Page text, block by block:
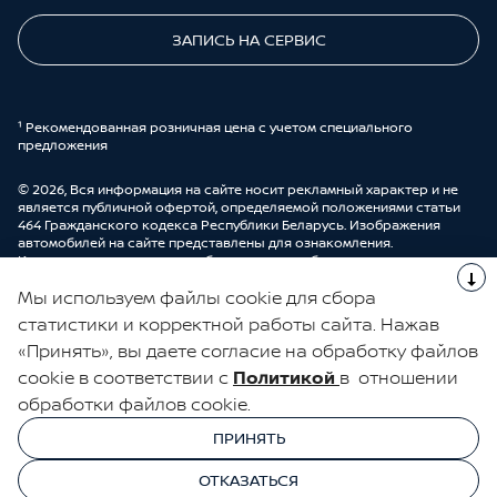
ЗАПИСЬ НА СЕРВИС
¹ Рекомендованная розничная цена с учетом специального
предложения
© 2026, Вся информация на сайте носит рекламный характер и не
является публичной офертой, определяемой положениями статьи
464 Гражданского кодекса Республики Беларусь. Изображения
автомобилей на сайте представлены для ознакомления.
Комплектации и цены могут быть изменены без предварительного
автоцентре ООО “ДрайвМоторс”.
ЭЛЕКТРОННАЯ КНИГА ОТЗЫВОВ
© 2026, УНП 191111259
ООО "ДрайвМоторс"
УНП 191111259 ООО "ДрайвМоторс"
Мы используем файлы cookie для сбора
статистики и корректной работы сайта. Нажав
«Принять», вы даете согласие на обработку файлов
cookie в соответствии с Политикой в отношении
обработки файлов cookie.
ПРИНЯТЬ
ОТКАЗАТЬСЯ